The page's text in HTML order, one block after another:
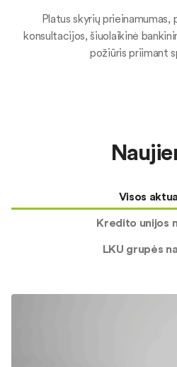
Platus skyrių prieinamumas,
konsultacijos, šiuolaikinė
požiūris priimant
Visos
Kredito unijos
LKU grupės